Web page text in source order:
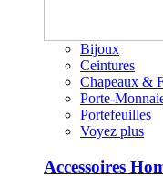
Bijoux
Ceintures
Chapeaux &
Porte-
Portefeuilles
Voyez plus
Accessoires